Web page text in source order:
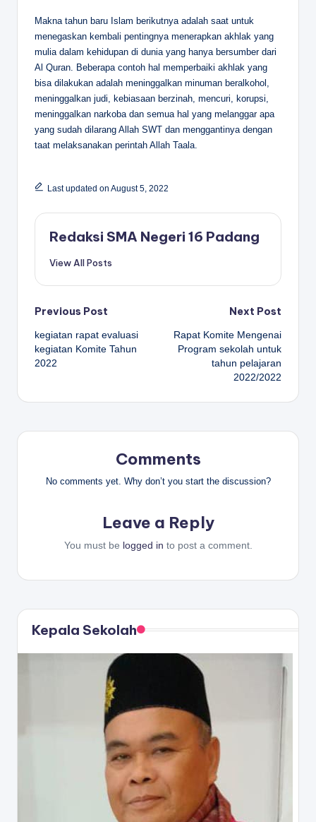
Makna tahun baru Islam berikutnya adalah saat untuk
menegaskan kembali pentingnya menerapkan akhlak yang
mulia dalam kehidupan di dunia yang hanya bersumber dari
Al Quran. Beberapa contoh hal memperbaiki akhlak yang
bisa dilakukan adalah meninggalkan minuman beralkohol,
meninggalkan judi, kebiasaan berzinah, mencuri, korupsi,
meninggalkan narkoba dan semua hal yang melanggar apa
yang sudah dilarang Allah SWT dan menggantinya dengan
taat melaksanakan perintah Allah Taala.
Last updated on August 5, 2022
Redaksi SMA Negeri 16 Padang
View All Posts
Post
navigation
Previous Post
kegiatan rapat evaluasi
kegiatan Komite Tahun
2022
Next Post
Rapat Komite Mengenai
Program sekolah untuk
tahun pelajaran
2022/2022
Comments
No comments yet. Why don’t you start the discussion?
Leave a Reply
You must be logged in to post a comment.
Kepala Sekolah